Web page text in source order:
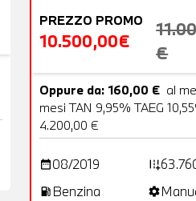
PREZZO PROMO
10.500,00€
€
Oppure da: 160,00 € al
mesi TAN 9,95% TAEG
4.200,00 €
date_range08/2019 add_road
local_gas_station Benzina settings